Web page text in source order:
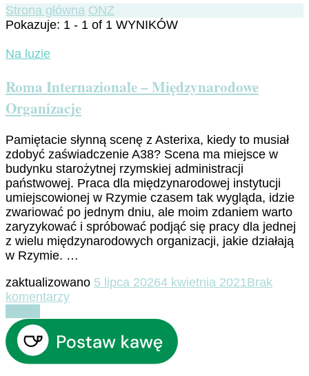
Strona główna ONZ
Pokazuje: 1 - 1 of 1 WYNIKÓW
Na luzie
Roma Internazionale – Międzynarodowe
Organizacje
Pamiętacie słynną scenę z Asterixa, kiedy to musiał
zdobyć zaświadczenie A38? Scena ma miejsce w
budynku starożytnej rzymskiej administracji
państwowej. Praca dla międzynarodowej instytucji
umiejscowionej w Rzymie czasem tak wygląda, idzie
zwariować po jednym dniu, ale moim zdaniem warto
zaryzykować i spróbować podjąć się pracy dla jednej
z wielu międzynarodowych organizacji, jakie działają
w Rzymie. …
zaktualizowano 5 lipca 20264 kwietnia 2021Brak
komentarzydo
–
Międzynarodowe
Organizacje